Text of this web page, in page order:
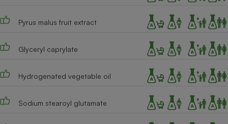
Pyrus malus fruit extract
Glyceryl caprylate
Hydrogenated vegetable oil
Sodium stearoyl glutamate
Robot ménager